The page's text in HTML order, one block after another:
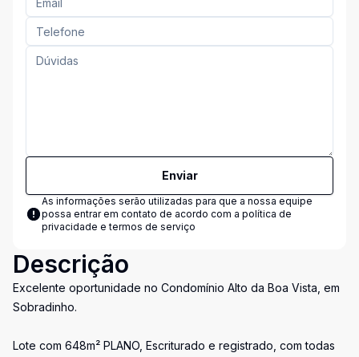
Enviar
As informações serão utilizadas para que a nossa equipe
possa entrar em contato de acordo com a política de
privacidade e termos de serviço
Descrição
Excelente oportunidade no Condomínio Alto da Boa Vista, em
Sobradinho.
Lote com 648m² PLANO, Escriturado e registrado, com todas